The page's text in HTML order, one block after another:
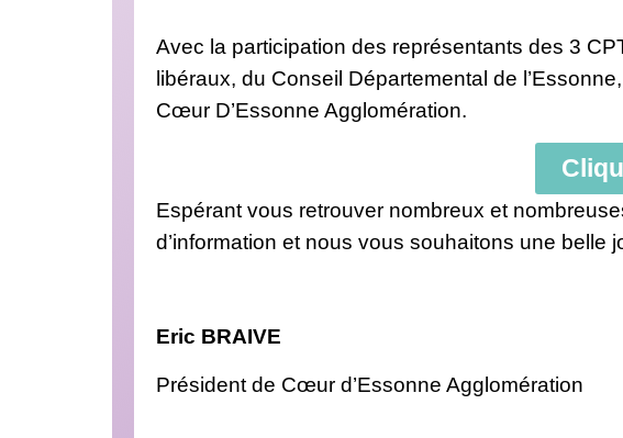
Avec la participation des représentants des 3
libéraux, du Conseil Départemental de
Cœur D’Essonne Agglomération.
Espérant vous retrouver nombreux et
d’information et nous vous souhaitons une belle
Eric BRAIVE
Président de Cœur d’Essonne Agglomération